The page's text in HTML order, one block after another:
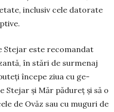
inclusiv cele dato­ra­te
Stejar este reco­mandat
în stări de sur­menaj
începe ziua cu ge­
Ste­jar și Măr pădureț și să o
de Ovăz sau cu muguri de